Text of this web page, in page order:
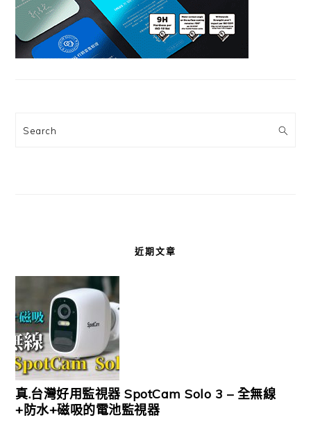
Search
近期文章
真.台灣好用監視器 SpotCam Solo 3 – 全無線
+防水+磁吸的電池監視器